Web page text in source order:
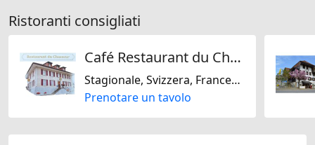
Ristoranti consigliati
Café Restaurant du Chasseur
Stagionale, Svizzera, Francese, Regionale
Prenotare un tavolo